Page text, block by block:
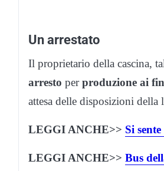
Un arrestato
Il proprietario della cascina,
arresto perproduzione ai
attesa delle disposizioni
LEGGI ANCHE>> Si
LEGGI ANCHE>> Bus